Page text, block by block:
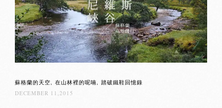
蘇格蘭的天空 在山林裡的呢喃
踏破鐵鞋回憶錄
DECEMBER 11,2015